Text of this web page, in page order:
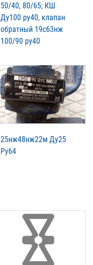
50/40, 80/65; КШ
Ду100 ру40, клапан
обратный 19с63нж
100/90 ру40
25нж48нж22м Ду25
Ру64